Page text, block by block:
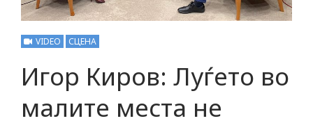
VIDEO СЦЕНА
Игор Киров: Луѓето во
малите места не